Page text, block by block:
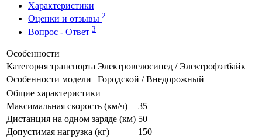
Характеристики
Оценки и отзывы 2
Вопрос - Ответ 3
Особенности
Категория транспорта Электровелосипед / Электрофэтбайк
Особенности модели
Городской / Внедорожный
Общие характеристики
Максимальная скорость (км/ч)
35
Дистанция на одном заряде (км) 50
Допустимая нагрузка (кг)
150